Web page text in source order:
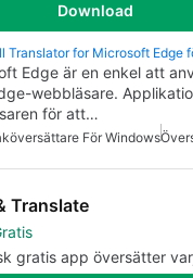
Download
Translator for Microsoft Edge
Edge är en enkel att
webbläsare.
för att…
För Windows
Translate
gratis app översätter